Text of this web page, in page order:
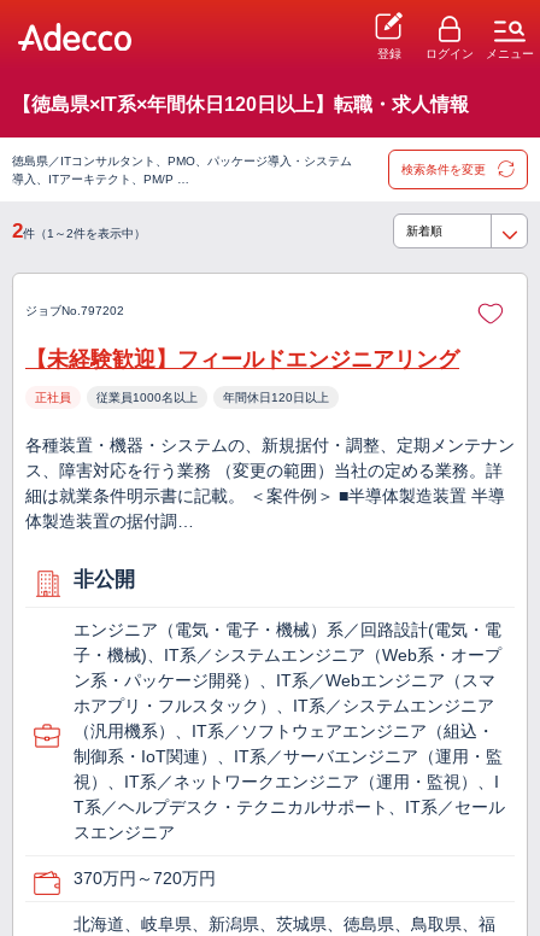
登録 ログイン メニュー
【徳島県×IT系×年間休日120日以上】転職・求人情報
徳島県／ITコンサルタント、PMO、パッケージ導入・システム
導入、ITアーキテクト、PM/P …
検索条件を変更
2件（1～2件を表示中）
ジョブNo.797202
【未経験歓迎】フィールドエンジニアリング
正社員 従業員1000名以上 年間休日120日以上
各種装置・機器・システムの、新規据付・調整、定期メンテナン
ス、障害対応を行う業務 （変更の範囲）当社の定める業務。詳
細は就業条件明示書に記載。 ＜案件例＞ ■半導体製造装置 半導
体製造装置の据付調…
非公開
エンジニア（電気・電子・機械）系／回路設計(電気・電
子・機械)、IT系／システムエンジニア（Web系・オープ
ン系・パッケージ開発）、IT系／Webエンジニア（スマ
ホアプリ・フルスタック）、IT系／システムエンジニア
（汎用機系）、IT系／ソフトウェアエンジニア（組込・
制御系・IoT関連）、IT系／サーバエンジニア（運用・監
視）、IT系／ネットワークエンジニア（運用・監視）、I
T系／ヘルプデスク・テクニカルサポート、IT系／セール
スエンジニア
370万円～720万円
北海道、岐阜県、新潟県、茨城県、徳島県、鳥取県、福